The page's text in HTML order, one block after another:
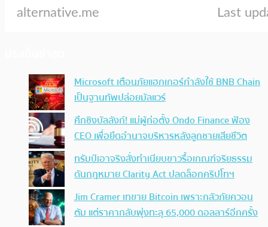
Microsoft เตือนภัยแฮกเกอร์กำลังใช้ BNB Chain
เป็นฐานทัพปล่อยมัลแวร์
ศึกชิงบัลลังก์! แม่ผู้ก่อตั้ง Ondo Finance ฟ้อง
CEO เพื่อยึดอำนาจบริหารหลังลูกชายเสียชีวิต
ทรัมป์เอาจริง สั่งทำเนียบขาวรื้อเกณฑ์จริยธรรม
ดันกฎหมาย Clarity Act ปลดล็อกคริปโทฯ
Jim Cramer เทขาย Bitcoin เพราะกลัวภัยควอน
ตัม แต่ราคากลับพุ่งทะลุ 65,000 ดอลลาร์อีกครั้ง